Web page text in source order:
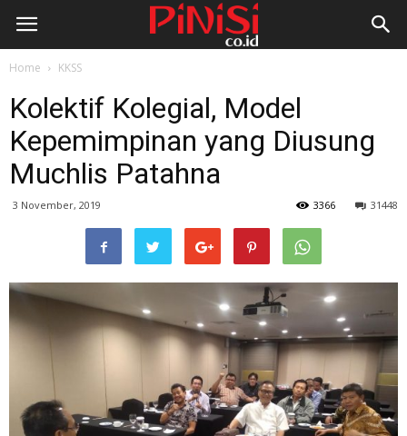
Home KKSS
Kolektif Kolegial, Model
Kepemimpinan yang Diusung
Muchlis Patahna
3 November, 2019 31448
3366